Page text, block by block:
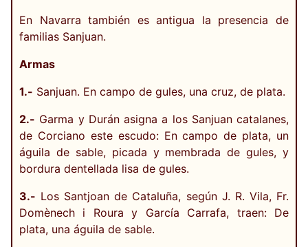
En Navarra también es antigua la presencia de
familias Sanjuan.
Armas
1.- Sanjuan. En campo de gules, una cruz, de plata.
2.- Garma y Durán asigna a los Sanjuan catalanes,
de Corciano este escudo: En campo de plata, un
águila de sable, picada y membrada de gules, y
bordura dentellada lisa de gules.
3.- Los Santjoan de Cataluña, según J. R. Vila, Fr.
Domènech i Roura y García Carrafa, traen: De
plata, una águila de sable.